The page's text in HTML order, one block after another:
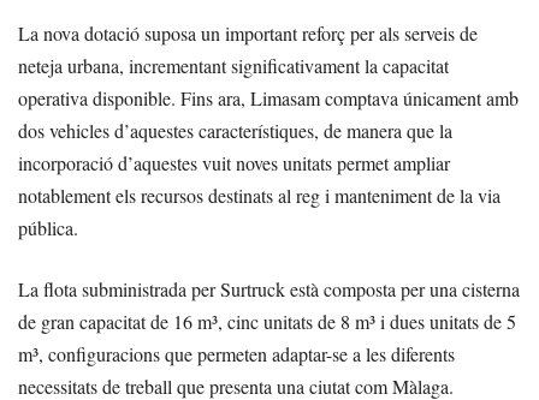
La nova dotació suposa un important reforç per als serveis de
neteja urbana, incrementant significativament la capacitat
operativa disponible. Fins ara, Limasam comptava únicament amb
dos vehicles d’aquestes característiques, de manera que la
incorporació d’aquestes vuit noves unitats permet ampliar
notablement els recursos destinats al reg i manteniment de la via
pública.
La flota subministrada per Surtruck està composta per una cisterna
de gran capacitat de 16 m³, cinc unitats de 8 m³ i dues unitats de 5
m³, configuracions que permeten adaptar-se a les diferents
necessitats de treball que presenta una ciutat com Màlaga.